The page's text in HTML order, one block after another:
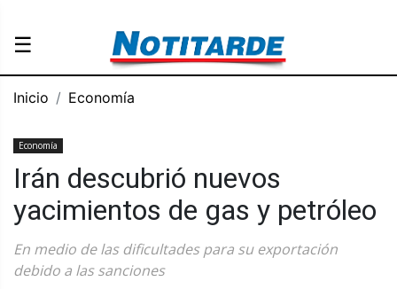
☰
Inicio Economía
Economía
Irán descubrió nuevos
yacimientos de gas y petróleo
En medio de las dificultades para su exportación
debido a las sanciones